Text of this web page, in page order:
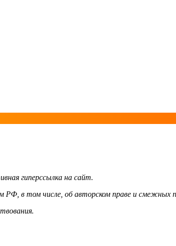
гиперссылка на сайт.
РФ, в том числе, об авторском праве и смежных